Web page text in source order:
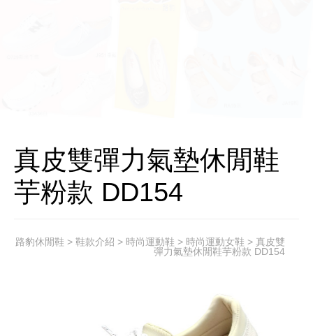
真皮雙彈力氣墊休閒鞋
芋粉款 DD154
路豹休閒鞋 > 鞋款介紹 > 時尚運動鞋 > 時尚運動女鞋 > 真皮雙
彈力氣墊休閒鞋芋粉款 DD154